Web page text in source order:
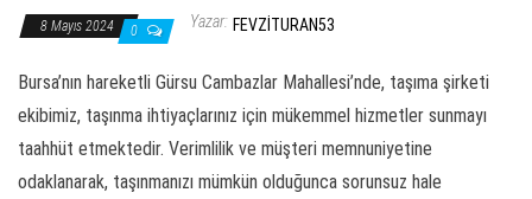
8 Mayıs 2024 0 Yazar: FEVZITURAN53
Bursa’nın hareketli Gürsu Cambazlar Mahallesi’nde, taşıma şirketi
ekibimiz, taşınma ihtiyaçlarınız için mükemmel hizmetler sunmayı
taahhüt etmektedir. Verimlilik ve müşteri memnuniyetine
odaklanarak, taşınmanızı mümkün olduğunca sorunsuz hale